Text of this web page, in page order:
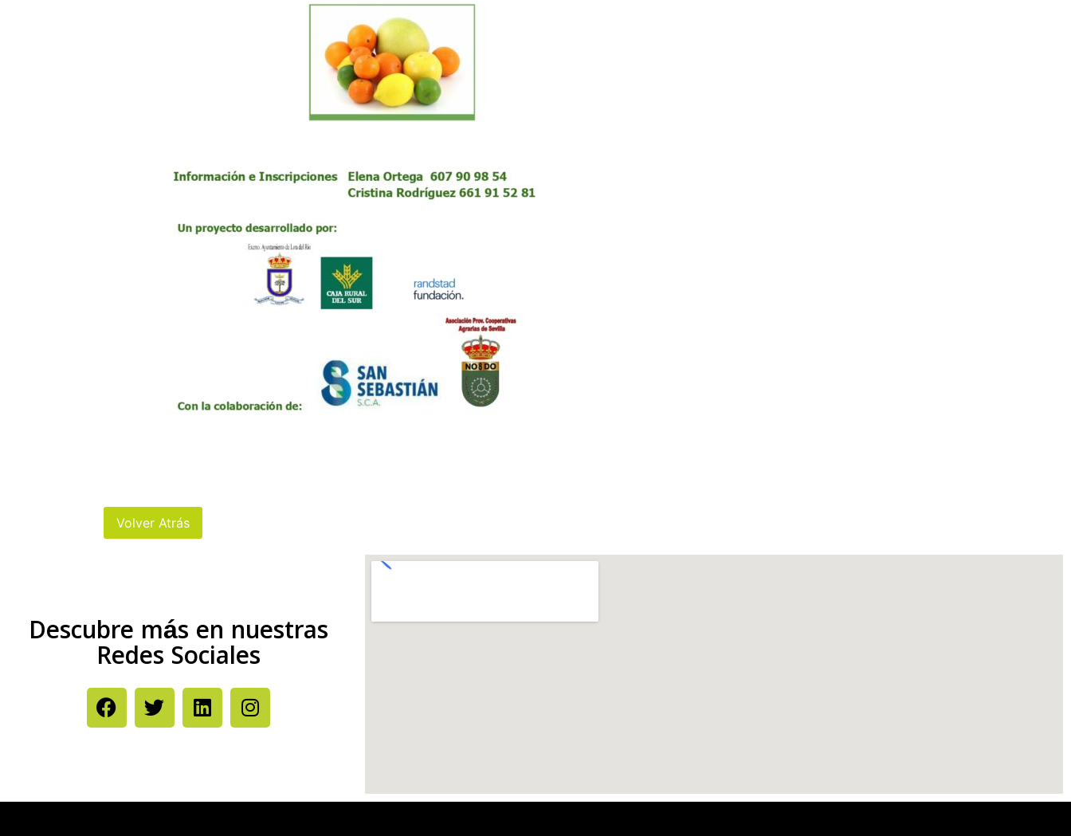
Descubre más en nuestras
Redes Sociales